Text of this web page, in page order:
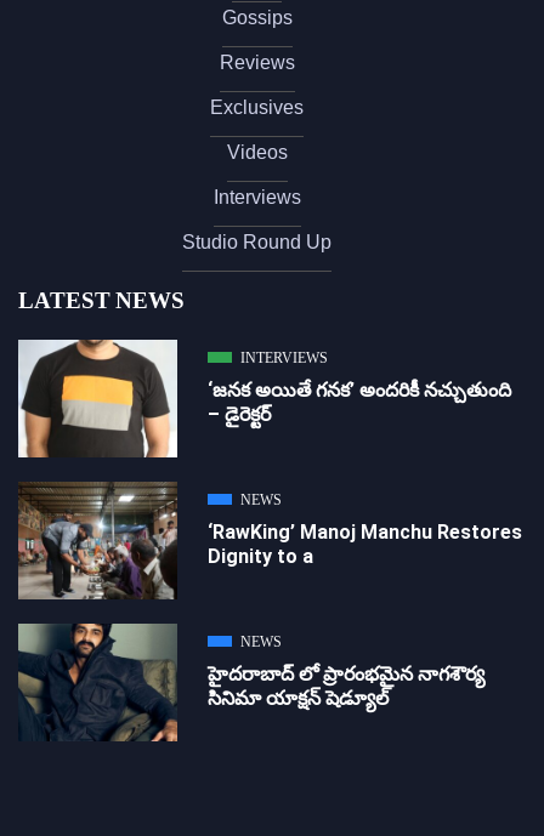
Gossips
Reviews
Exclusives
Videos
Interviews
Studio Round Up
LATEST NEWS
INTERVIEWS
‘జ‌న‌క అయితే గ‌న‌క‌’ అందరికీ నచ్చుతుంది
– డైరెక్ట‌ర్
NEWS
‘RawKing’ Manoj Manchu Restores
Dignity to a
NEWS
హైదరాబాద్ లో ప్రారంభమైన నాగశౌర్య
సినిమా యాక్షన్ షెడ్యూల్